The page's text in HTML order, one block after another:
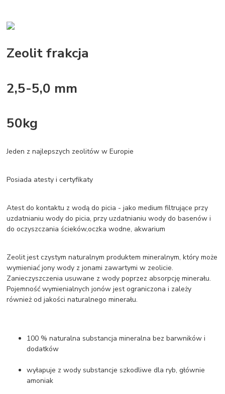
Zeolit frakcja
2,5-5,0 mm
50kg
Jeden z najlepszych zeolitów w Europie
Posiada atesty i certyfikaty
Atest do kontaktu z wodą do picia - jako medium filtrujące przy
uzdatnianiu wody do picia, przy uzdatnianiu wody do basenów i
do oczyszczania ścieków,oczka wodne, akwarium
Zeolit jest czystym naturalnym produktem mineralnym, który może
wymieniać jony wody z jonami zawartymi w zeolicie.
Zanieczyszczenia usuwane z wody poprzez absorpcję minerału.
Pojemność wymienialnych jonów jest ograniczona i zależy
również od jakości naturalnego minerału.
100 % naturalna substancja mineralna bez barwników i
dodatków
wyłapuje z wody substancje szkodliwe dla ryb, głównie
amoniak